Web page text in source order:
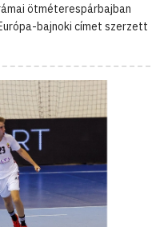
ötméterespárbajban
bajnoki címet szerzett